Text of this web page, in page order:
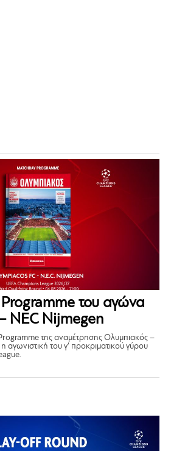
του αγώνα
NEC Nijmegen
της αναμέτρησης Ολυμπιακός –
αγωνιστική του γ’ προκριματικού γύρου